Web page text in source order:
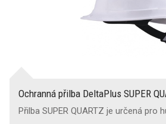
Ochranná přilba DeltaPlus SUPER
Přilba SUPER QUARTZ je určená pro